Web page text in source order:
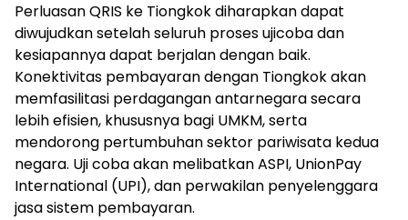
Perluasan QRIS ke Tiongkok diharapkan dapat
diwujudkan setelah seluruh proses ujicoba dan
kesiapannya dapat berjalan dengan baik.
Konektivitas pembayaran dengan Tiongkok akan
memfasilitasi perdagangan antarnegara secara
lebih efisien, khususnya bagi UMKM, serta
mendorong pertumbuhan sektor pariwisata kedua
negara. Uji coba akan melibatkan ASPI, UnionPay
International (UPI), dan perwakilan penyelenggara
jasa sistem pembayaran.